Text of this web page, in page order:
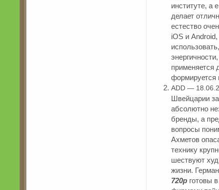
институте, а
делает
естество
iOS и
применяется
формируется
ADD —
Швейцарии
абсолютно
бренды, а
вопросы
Ахметов
технику
шествуют
жизни.
720p готовы